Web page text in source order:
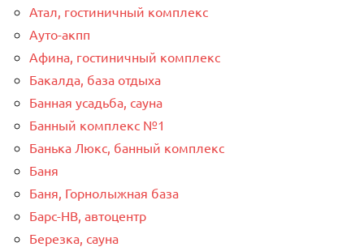
Атал, гостиничный комплекс
Ауто-акпп
Афина, гостиничный комплекс
Бакалда, база отдыха
Банная усадьба, сауна
Банный комплекс №1
Банька Люкс, банный комплекс
Баня
Баня, Горнолыжная база
Барс-НВ, автоцентр
Березка, сауна